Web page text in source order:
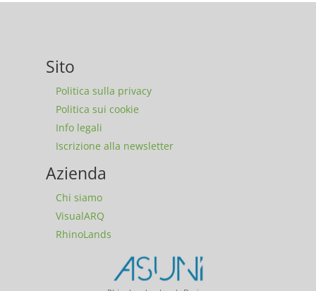
Sito
Politica sulla privacy
Politica sui cookie
Info legali
Iscrizione alla newsletter
Azienda
Chi siamo
VisualARQ
RhinoLands